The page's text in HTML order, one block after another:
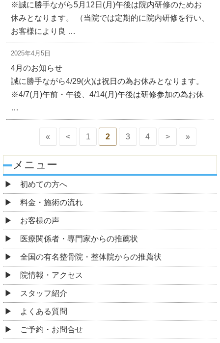
※誠に勝手ながら5月12日(月)午後は院内研修のためお
休みとなります。 （当院では定期的に院内研修を行い、
お客様により良 …
2025年4月5日
4月のお知らせ
誠に勝手ながら4/29(火)は祝日の為お休みとなります。
※4/7(月)午前・午後、4/14(月)午後は研修参加の為お休
…
« < 1 2 3 4 > »
メニュー
初めての方へ
料金・施術の流れ
お客様の声
医療関係者・専門家からの推薦状
全国の有名整骨院・整体院からの推薦状
院情報・アクセス
スタッフ紹介
よくある質問
ご予約・お問合せ